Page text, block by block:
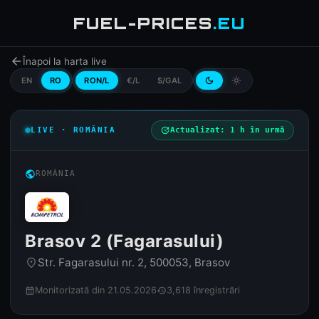
FUEL-PRICES.EU
arrow_backÎnapoi la harta live
EN RO RON/L €/L $/GAL dark_mode light_mode
LIVE · ROMÂNIA updateActualizat: 1 h în urmă
publicROMÂNIA
Brasov 2 (Fagarasului)
place Str. Fagarasului nr. 2, 500053, Brasov
calendar_month Monitorizată din 21.05.2026history3,618 înregistrări